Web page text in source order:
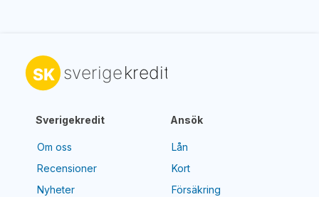
Sverigekredit
Om oss
Recensioner
Nyheter
Ansök
Lån
Kort
Försäkring